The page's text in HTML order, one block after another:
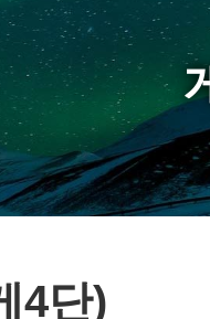
4단)